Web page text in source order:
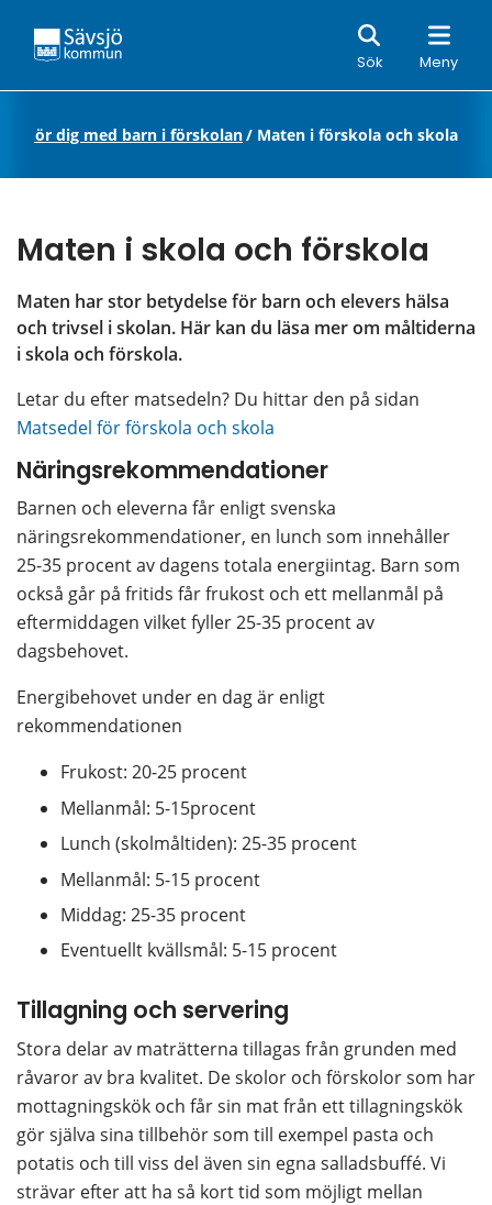
Sök Meny
Sök
För dig med barn i förskolan/ Maten i förskola och skola
Maten i skola och förskola
Maten har stor betydelse för barn och elevers hälsa
och trivsel i skolan. Här kan du läsa mer om måltiderna
i skola och förskola.
Matsedel för förskola och skola
Näringsrekommendationer
Barnen och eleverna får enligt svenska
näringsrekommendationer, en lunch som innehåller
25-35 procent av dagens totala energiintag. Barn som
också går på fritids får frukost och ett mellanmål på
eftermiddagen vilket fyller 25-35 procent av
dagsbehovet.
Energibehovet under en dag är enligt
rekommendationen
Frukost: 20-25 procent
Mellanmål: 5-15procent
Lunch (skolmåltiden): 25-35 procent
Mellanmål: 5-15 procent
Middag: 25-35 procent
Eventuellt kvällsmål: 5-15 procent
Tillagning och servering
Stora delar av maträtterna tillagas från grunden med
råvaror av bra kvalitet. De skolor och förskolor som har
mottagningskök och får sin mat från ett tillagningskök
gör själva sina tillbehör som till exempel pasta och
potatis och till viss del även sin egna salladsbuffé. Vi
strävar efter att ha så kort tid som möjligt mellan